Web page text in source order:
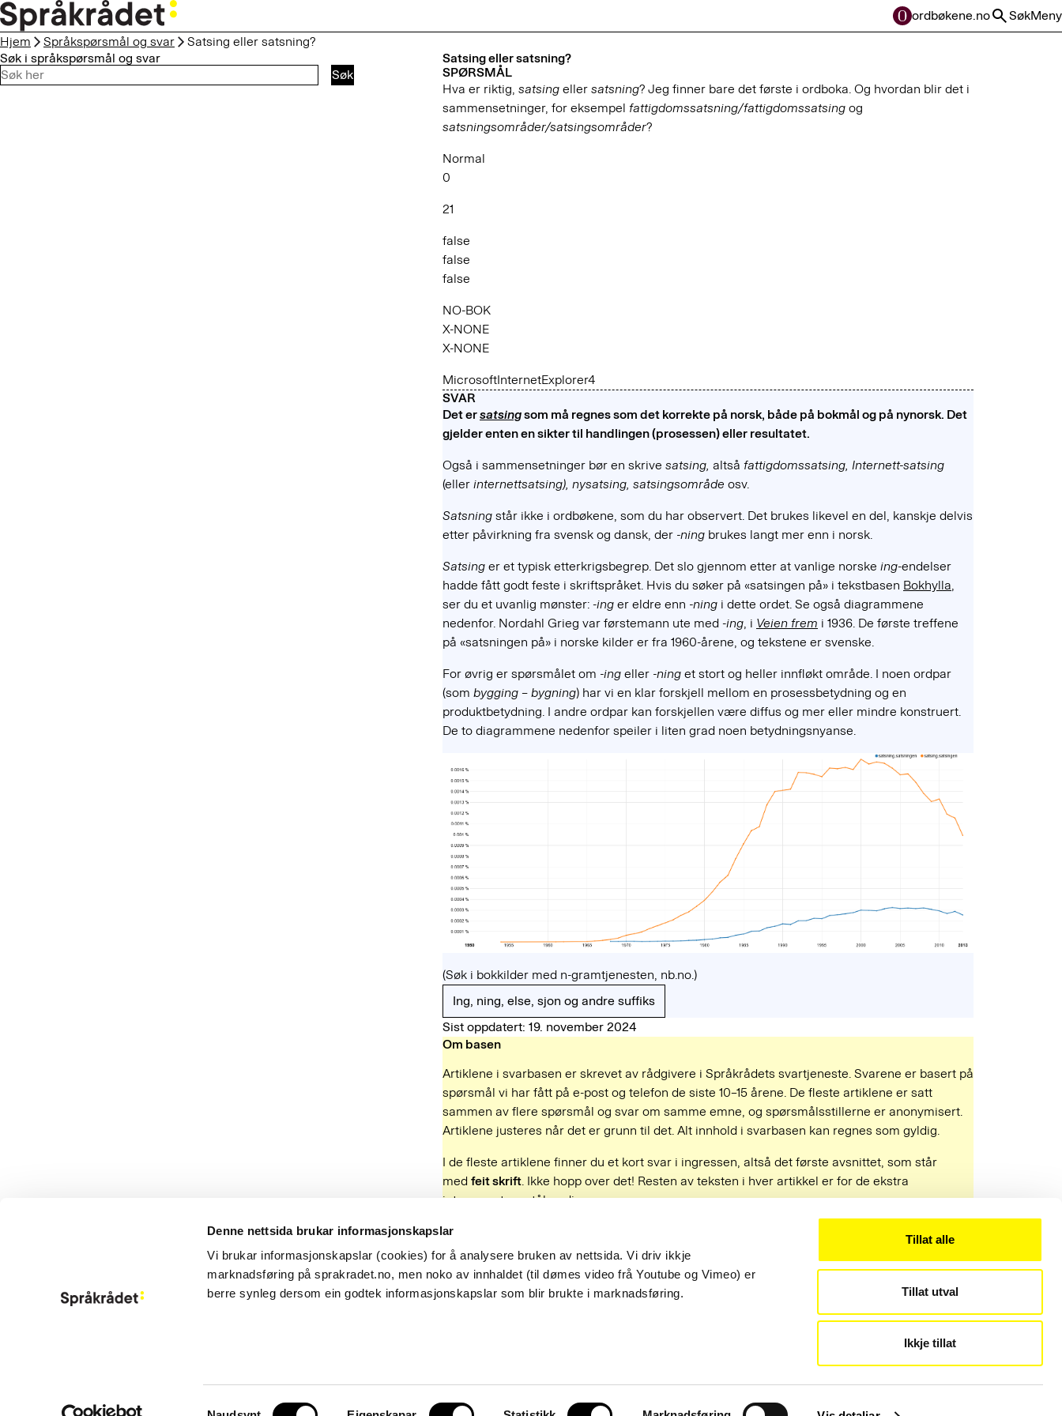
Denne nettsida brukar informasjonskapslar
Vi brukar informasjonskapslar (cookies) for å analysere bruken av nettsida. Vi driv ikkje
marknadsføring på sprakradet.no, men noko av innhaldet (til dømes video frå Youtube og Vimeo) er
berre synleg dersom ein godtek informasjonskapslar som blir brukte i marknadsføring.
Tillat alle
Tillat utval
Ikkje tillat
HOPP
TIL
HOVEDINNHOLD
ordbøkene.no SøkMeny
Hjem
Språkspørsmål og svar
Satsing eller satsning?
Søk i språkspørsmål og svar
Søk
Satsing eller satsning?
SPØRSMÅL
Hva er riktig, satsing eller satsning? Jeg finner bare det første i ordboka. Og hvordan blir det i
sammensetninger, for eksempel fattigdomssatsning/fattigdomssatsing og
satsningsområder/satsingsområder?
Normal
0
21
false
false
false
NO-BOK
X-NONE
X-NONE
MicrosoftInternetExplorer4
SVAR
Det ersatsingsom må regnes som det korrekte på norsk, både på bokmål og på nynorsk. Det
gjelder enten en sikter til handlingen (prosessen) eller resultatet.
Også i sammensetninger bør en skrive satsing, altså fattigdomssatsing, Internett-satsing
(eller internettsatsing), nysatsing, satsingsområde osv.
Satsning står ikke i ordbøkene, som du har observert. Det brukes likevel en del, kanskje delvis
etter påvirkning fra svensk og dansk, der -ning brukes langt mer enn i norsk.
Satsing er et typisk etterkrigsbegrep. Det slo gjennom etter at vanlige norske ing-endelser
hadde fått godt feste i skriftspråket. Hvis du søker på «satsingen på» i tekstbasen Bokhylla,
ser du et uvanlig mønster: -ing er eldre enn -ning i dette ordet. Se også diagrammene
nedenfor. Nordahl Grieg var førstemann ute med -ing, i Veien frem i 1936. De første treffene
på «satsningen på» i norske kilder er fra 1960-årene, og tekstene er svenske.
For øvrig er spørsmålet om -ing eller -ning et stort og heller innfløkt område. I noen ordpar
(som bygging – bygning) har vi en klar forskjell mellom en prosessbetydning og en
produktbetydning. I andre ordpar kan forskjellen være diffus og mer eller mindre konstruert.
De to diagrammene nedenfor speiler i liten grad noen betydningsnyanse.
(Søk i bokkilder med n-gramtjenesten, nb.no.)
Ing, ning, else, sjon og andre suffiks
Sist oppdatert: 19. november 2024
Om basen
Artiklene i svarbasen er skrevet av rådgivere i Språkrådets svartjeneste. Svarene er basert på
spørsmål vi har fått på e-post og telefon de siste 10–15 årene. De fleste artiklene er satt
sammen av flere spørsmål og svar om samme emne, og spørsmålsstillerne er anonymisert.
Artiklene justeres når det er grunn til det. Alt innhold i svarbasen kan regnes som gyldig.
I de fleste artiklene finner du et kort svar i ingressen, altså det første avsnittet, som står
med feit skrift. Ikke hopp over det! Resten av teksten i hver artikkel er for de ekstra
interesserte og tålmodige.
Aktuelt
Om Språkrådet
Kontakt
Besøksadresse
Observatoriegata 1 B
22 54 19 50
0118 Oslo